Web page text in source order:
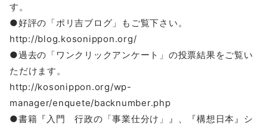
す。
●好評の「ポリ吉ブログ」もご覧下さい。
http://blog.kosonippon.org/
●過去の「ワンクリックアンケート」の投票結果をご覧い
ただけます。
http://kosonippon.org/wp-
manager/enquete/backnumber.php
●書籍『入門 行政の「事業仕分け」』、『構想日本』シ